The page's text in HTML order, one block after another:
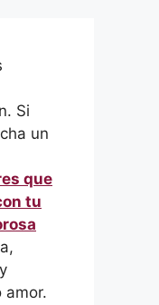
Si
un
que
tu
amor.